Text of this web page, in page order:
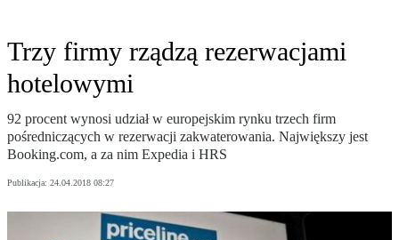
Trzy firmy rządzą rezerwacjami
hotelowymi
92 procent wynosi udział w europejskim rynku trzech firm
pośredniczących w rezerwacji zakwaterowania. Największy jest
Booking.com, a za nim Expedia i HRS
Publikacja: 24.04.2018 08:27